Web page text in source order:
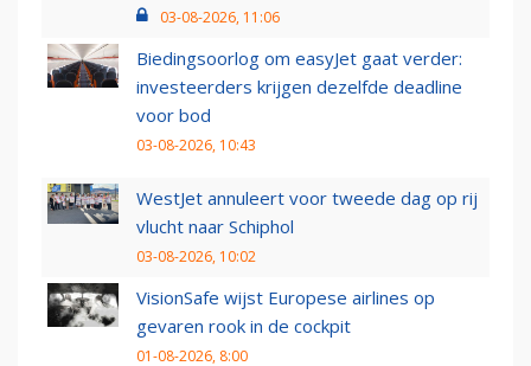
03-08-2026, 11:06
Biedingsoorlog om easyJet gaat verder:
investeerders krijgen dezelfde deadline
voor bod
03-08-2026, 10:43
WestJet annuleert voor tweede dag op rij
vlucht naar Schiphol
03-08-2026, 10:02
VisionSafe wijst Europese airlines op
gevaren rook in de cockpit
01-08-2026, 8:00